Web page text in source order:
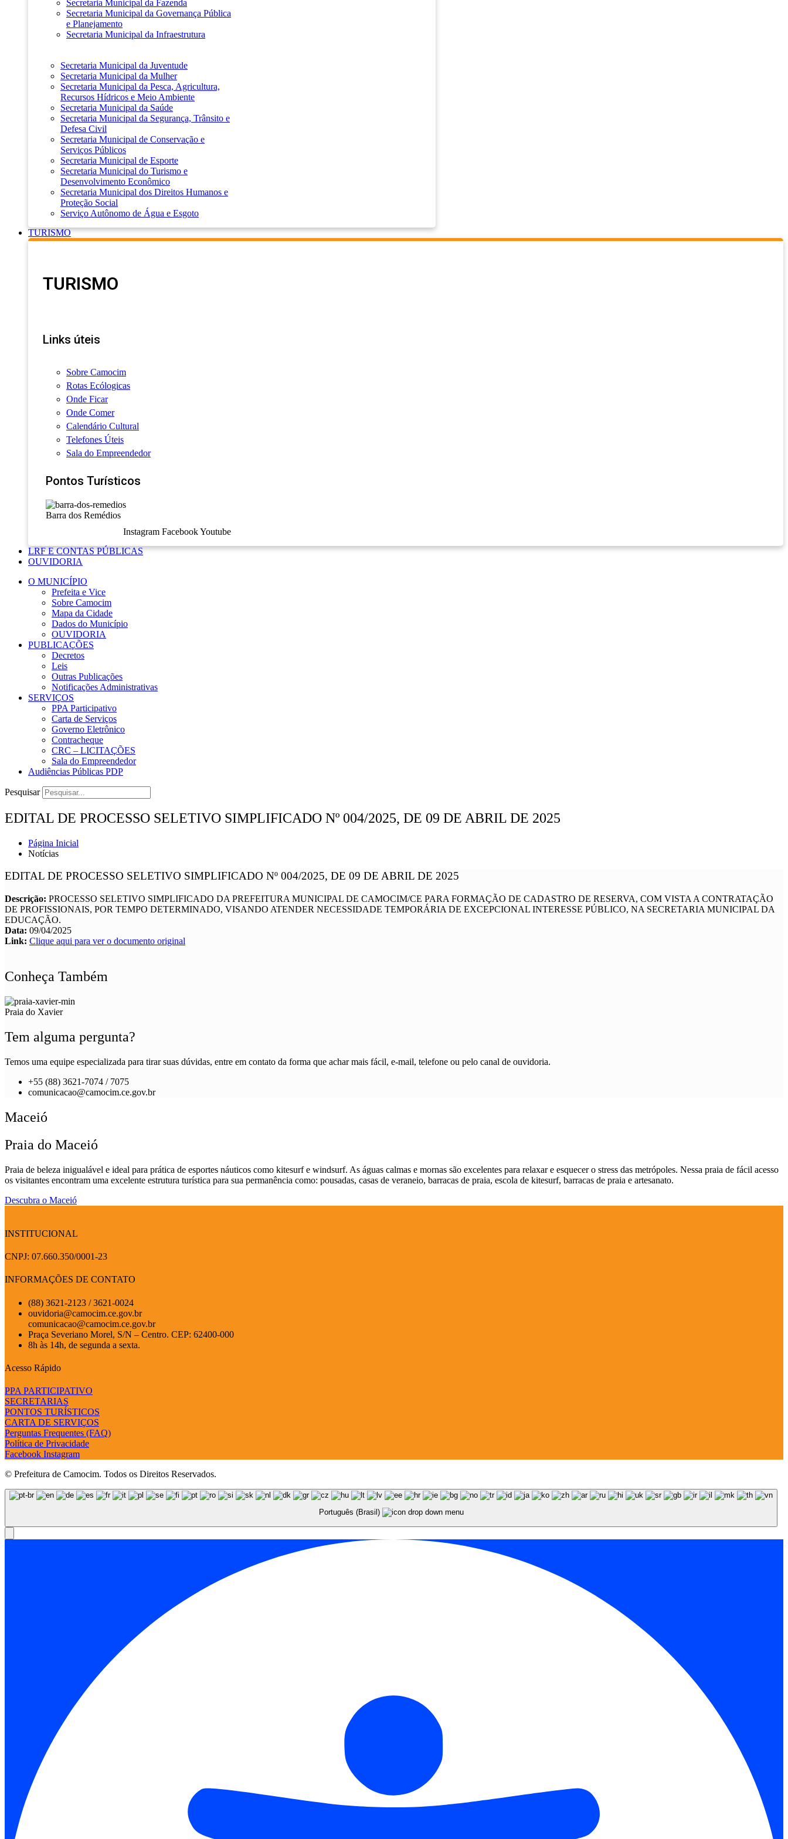
Secretaria Municipal da Fazenda
Secretaria Municipal da Governança Pública
e Planejamento
Secretaria Municipal da Infraestrutura
Secretaria Municipal da Juventude
Secretaria Municipal da Mulher
Secretaria Municipal da Pesca, Agricultura,
Recursos Hídricos e Meio Ambiente
Secretaria Municipal da Saúde
Secretaria Municipal da Segurança, Trânsito e
Defesa Civil
Secretaria Municipal de Conservação e
Serviços Públicos
Secretaria Municipal de Esporte
Secretaria Municipal do Turismo e
Desenvolvimento Econômico
Secretaria Municipal dos Direitos Humanos e
Proteção Social
Serviço Autônomo de Água e Esgoto
TURISMO
TURISMO
Links úteis
Sobre Camocim
Rotas Ecólogicas
Onde Ficar
Onde Comer
Calendário Cultural
Telefones Úteis
Sala do Empreendedor
Pontos Turísticos
Barra dos Remédios
Instagram FacebookYoutube
LRF E CONTAS PÚBLICAS
OUVIDORIA
O MUNICÍPIO
Prefeita e Vice
Sobre Camocim
Mapa da Cidade
Dados do Município
OUVIDORIA
PUBLICAÇÕES
Decretos
Leis
Outras Publicações
Notificações Administrativas
SERVIÇOS
PPA Participativo
Carta de Serviços
Governo Eletrônico
Contracheque
CRC – LICITAÇÕES
Sala do Empreendedor
Audiências Públicas PDP
Pesquisar
EDITAL DE PROCESSO SELETIVO SIMPLIFICADO Nº 004/2025, DE 09 DE ABRIL DE 2025
Página Inicial
Notícias
EDITAL DE PROCESSO SELETIVO SIMPLIFICADO Nº 004/2025, DE 09 DE ABRIL DE 2025
Descrição: PROCESSO SELETIVO SIMPLIFICADO DA PREFEITURA MUNICIPAL DE CAMOCIM/CE PARA FORMAÇÃO DE CADASTRO DE RESERVA, COM VISTA A CONTRATAÇÃO
DE PROFISSIONAIS, POR TEMPO DETERMINADO, VISANDO ATENDER NECESSIDADE TEMPORÁRIA DE EXCEPCIONAL INTERESSE PÚBLICO, NA SECRETARIA MUNICIPAL DA
EDUCAÇÃO.
Data: 09/04/2025
Link: Clique aqui para ver o documento original
Conheça Também
Praia do Xavier
Tem alguma pergunta?
Temos uma equipe especializada para tirar suas dúvidas, entre em contato da forma que achar mais fácil, e-mail, telefone ou pelo canal de ouvidoria.
+55 (88) 3621-7074 / 7075
comunicacao@camocim.ce.gov.br
Maceió
Praia do Maceió
Praia de beleza inigualável e ideal para prática de esportes náuticos como kitesurf e windsurf. As águas calmas e mornas são excelentes para relaxar e esquecer o stress das metrópoles. Nessa praia de fácil acesso
os visitantes encontram uma excelente estrutura turística para sua permanência como: pousadas, casas de veraneio, barracas de praia, escola de kitesurf, barracas de praia e artesanato.
Descubra o Maceió
INSTITUCIONAL
CNPJ: 07.660.350/0001-23
INFORMAÇÕES DE CONTATO
(88) 3621-2123 / 3621-0024
ouvidoria@camocim.ce.gov.br
comunicacao@camocim.ce.gov.br
Praça Severiano Morel, S/N – Centro. CEP: 62400-000
8h às 14h, de segunda a sexta.
Acesso Rápido
PPA PARTICIPATIVO
SECRETARIAS
PONTOS TURÍSTICOS
CARTA DE SERVIÇOS
Perguntas Frequentes (FAQ)
Política de Privacidade
Facebook Instagram
© Prefeitura de Camocim. Todos os Direitos Reservados.
Português (Brasil)